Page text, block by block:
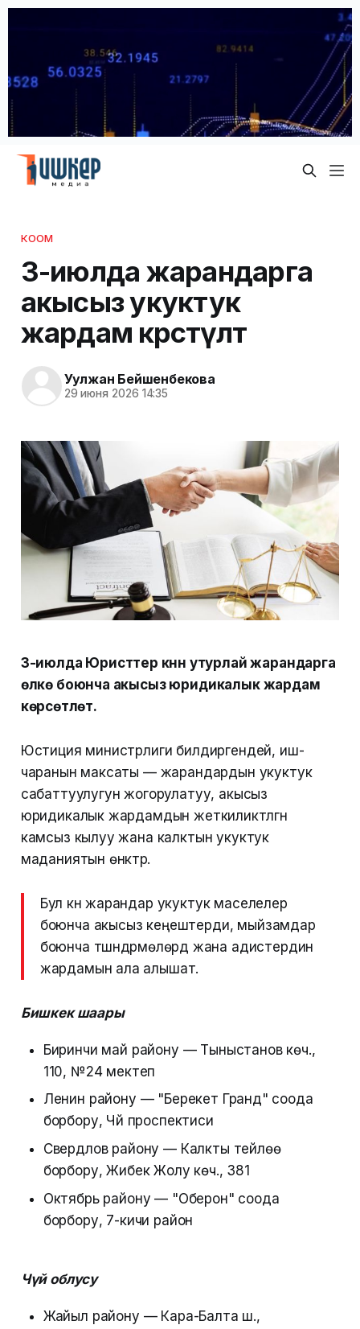
КООМ
3-июлда жарандарга
акысыз укуктук
жардам көрсөтүлөт
Уулжан Бейшенбекова
29 июня 2026 14:35
3-июлда Юристтер күнүн утурлай жарандарга
өлкө боюнча акысыз юридикалык жардам
көрсөтүлөт.
Юстиция министрлиги билдиргендей, иш-
чаранын максаты — жарандардын укуктук
сабаттуулугун жогорулатуу, акысыз
юридикалык жардамдын жеткиликтүүлүгүн
камсыз кылуу жана калктын укуктук
маданиятын өнүктүрүү.
Бул күнү жарандар укуктук маселелер
боюнча акысыз кеңештерди, мыйзамдар
боюнча түшүндүрмөлөрдү жана адистердин
жардамын ала алышат.
Бишкек шаары
Биринчи май району — Тыныстанов көч.,
110, №24 мектеп
Ленин району — "Берекет Гранд" соода
борбору, Чүй проспектиси
Свердлов району — Калкты тейлөө
борбору, Жибек Жолу көч., 381
Октябрь району — "Оберон" соода
борбору, 7-кичи район
Чүй облусу
Жайыл району — Кара-Балта ш.,